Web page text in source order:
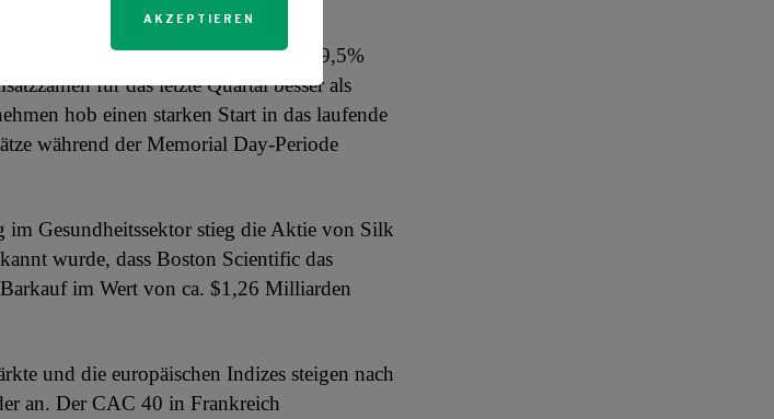
des Möbelherstellers La-Z-Boy um 19,5%
für das letzte Quartal besser als
hob einen starken Start in das laufende
während der Memorial Day-Periode
Gesundheitssektor stieg die Aktie von Silk
wurde, dass Boston Scientific das
im Wert von ca. $1,26 Milliarden
und die europäischen Indizes steigen nach
an. Der CAC 40 in Frankreich
AKZEPTIEREN